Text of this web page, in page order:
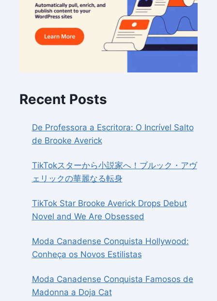
Recent Posts
De Professora a Escritora: O Incrível Salto
de Brooke Averick
TikTokスターから小説家へ！ブルック・アヴ
ェリックの華麗なる転身
TikTok Star Brooke Averick Drops Debut
Novel and We Are Obsessed
Moda Canadense Conquista Hollywood:
Conheça os Novos Estilistas
Moda Canadense Conquista Famosos de
Madonna a Doja Cat